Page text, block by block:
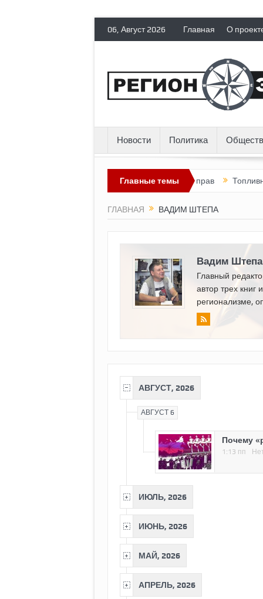
06, Август 2026 Главная О
Новости Политика
Главные темы
эмигрантов гражданских прав Топливный кризис
ГЛАВНАЯ ВАДИМ ШТЕПА
Вадим Штепа
Главный
автор трех книг
регионализме,
АВГУСТ, 2026
АВГУСТ 6
Почему
1:13 пп
ИЮЛЬ, 2026
ИЮНЬ, 2026
МАЙ, 2026
АПРЕЛЬ, 2026